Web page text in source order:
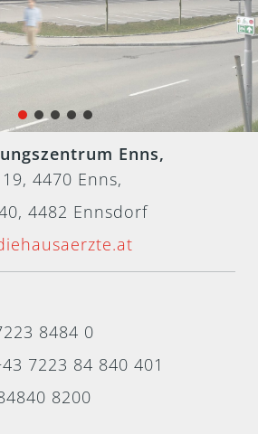
Enns,
4470 Enns,
4482 Ennsdorf
8484 0
7223 84 840 401
8200